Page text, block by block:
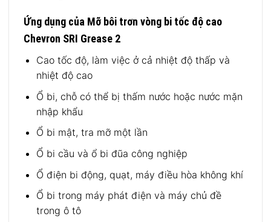
Ứng dụng của Mỡ bôi trơn vòng bi tốc độ cao
Chevron SRI Grease 2
Cao tốc độ, làm việc ở cả nhiệt độ thấp và
nhiệt độ cao
Ổ bi, chỗ có thể bị thấm nước hoặc nước mặn
nhập khẩu
Ổ bi mật, tra mỡ một lần
Ổ bi cầu và ổ bi đũa công nghiệp
Ổ điện bi động, quạt, máy điều hòa không khí
Ổ bi trong máy phát điện và máy chủ đề
trong ô tô